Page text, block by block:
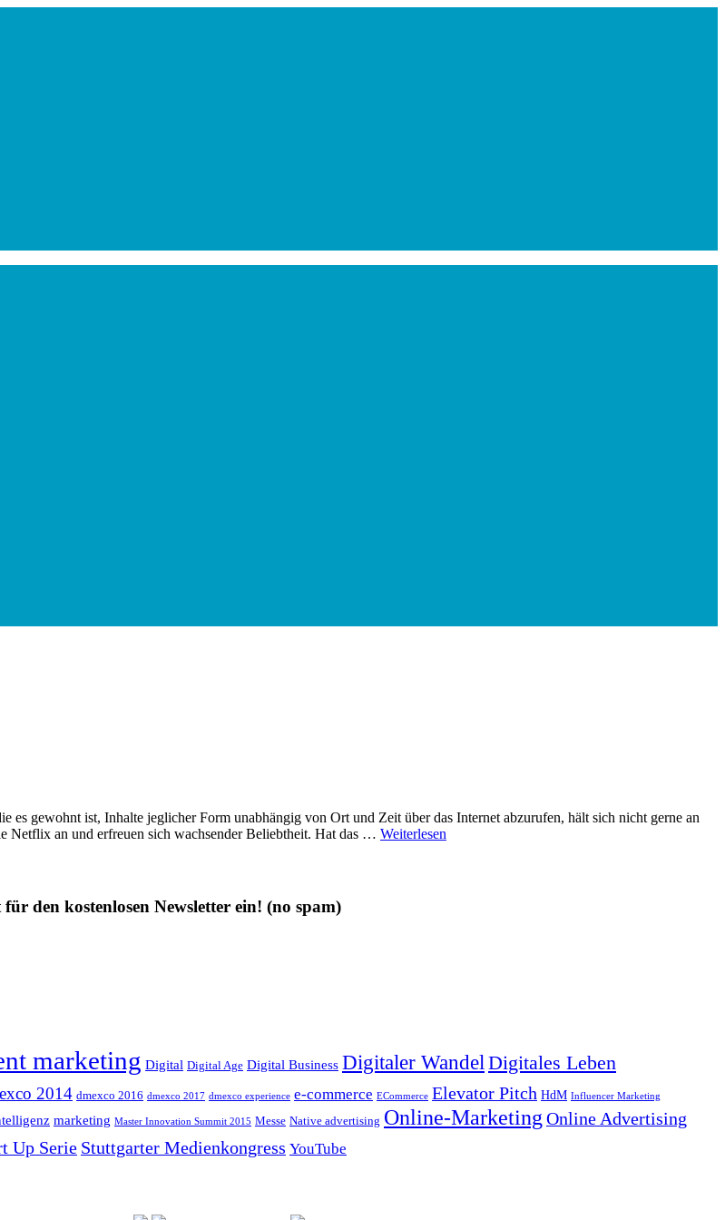
es gewohnt ist, Inhalte jeglicher Form unabhängig von Ort und Zeit über das Internet abzurufen, hält sich nicht gerne an
Netflix an und erfreuen sich wachsender Beliebtheit. Hat das … Weiterlesen
den kostenlosen Newsletter ein! (no spam)
marketing Digital Digital Age Digital Business Digitaler Wandel Digitales Leben
2014 dmexco 2016 dmexco 2017 dmexco experience e-commerce ECommerce Elevator Pitch HdM Influencer Marketing
marketing Master Innovation Summit 2015 Messe Native advertising Online-Marketing Online Advertising
Up Serie Stuttgarter Medienkongress YouTube